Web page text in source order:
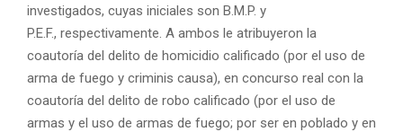
investigados, cuyas iniciales son B.M.P. y
P.E.F., respectivamente. A ambos le atribuyeron la
coautoría del delito de homicidio calificado (por el uso de
arma de fuego y criminis causa), en concurso real con la
coautoría del delito de robo calificado (por el uso de
armas y el uso de armas de fuego; por ser en poblado y en